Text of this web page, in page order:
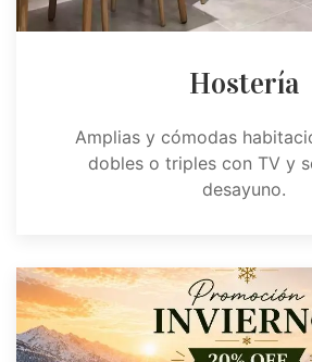
Hostería
Amplias y cómodas
dobles o triples con TV y
desayuno.